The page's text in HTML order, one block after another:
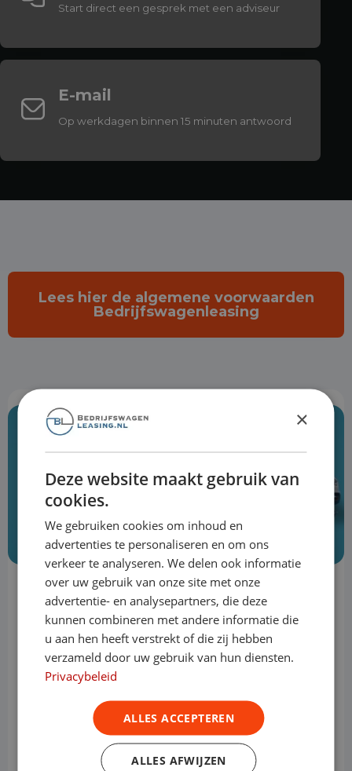
Start direct een gesprek met een adviseur
E-mail
Op werkdagen binnen 15 minuten antwoord
Lees hier de algemene voorwaarden
Bedrijfswagenleasing
Heb je vragen? Neem dan gerust
met ons op.
Mail ons
088 – 700 18 99
×
Deze website maakt gebruik van
cookies.
We gebruiken cookies om inhoud en
advertenties te personaliseren en om ons
verkeer te analyseren. We delen ook informatie
over uw gebruik van onze site met onze
advertentie- en analysepartners, die deze
kunnen combineren met andere informatie die
u aan hen heeft verstrekt of die zij hebben
verzameld door uw gebruik van hun diensten.
Privacybeleid
ALLES ACCEPTEREN
ALLES AFWIJZEN